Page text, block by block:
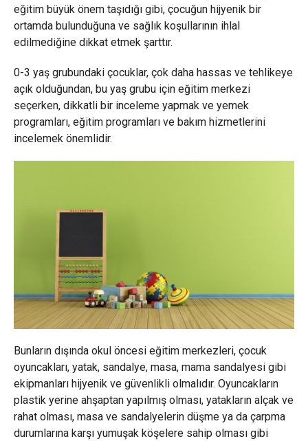
eğitim büyük önem taşıdığı gibi, çocuğun hijyenik bir
ortamda bulunduğuna ve sağlık koşullarının ihlal
edilmediğine dikkat etmek şarttır.
0-3 yaş grubundaki çocuklar, çok daha hassas ve tehlikeye
açık olduğundan, bu yaş grubu için eğitim merkezi
seçerken, dikkatli bir inceleme yapmak ve yemek
programları, eğitim programları ve bakım hizmetlerini
incelemek önemlidir.
Bunların dışında okul öncesi eğitim merkezleri, çocuk
oyuncakları, yatak, sandalye, masa, mama sandalyesi gibi
ekipmanları hijyenik ve güvenlikli olmalıdır. Oyuncakların
plastik yerine ahşaptan yapılmış olması, yatakların alçak ve
rahat olması, masa ve sandalyelerin düşme ya da çarpma
durumlarına karşı yumuşak köşelere sahip olması gibi